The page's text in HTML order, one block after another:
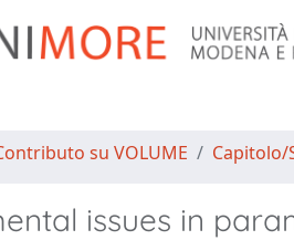
su VOLUME Capitolo/
issues in